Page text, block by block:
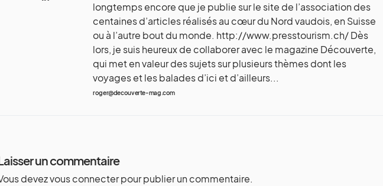
longtemps encore que je publie sur le site de l’association des
centaines d’articles réalisés au cœur du Nord vaudois, en Suisse
ou à l’autre bout du monde. http://www.presstourism.ch/ Dès
lors, je suis heureux de collaborer avec le magazine Découverte,
qui met en valeur des sujets sur plusieurs thèmes dont les
voyages et les balades d’ici et d’ailleurs...
roger@decouverte-mag.com
un commentaire
devezvous connecterpour publier un commentaire.